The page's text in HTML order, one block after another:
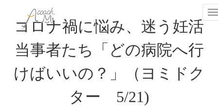
コロナ禍に悩み、迷う妊活
当事者たち「どの病院へ行
けばいいの？」（ヨミドク
ター 5/21)